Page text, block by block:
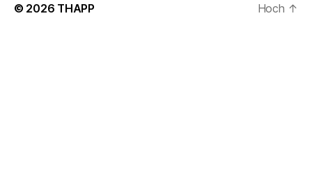
© 2026 THAPP Hoch ↑